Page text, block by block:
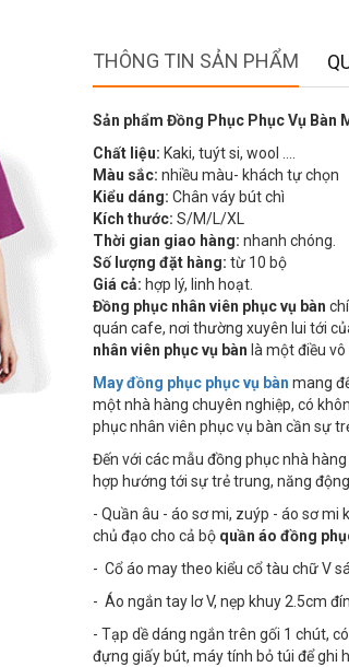
THÔNG TIN SẢN PHẨM
Sản phẩm Đồng Phục Phục Vụ Bàn
Chất liệu: Kaki, tuýt si, wool ….
Màu sắc: nhiều màu- khách tự chọn
Kiểu dáng: Chân váy bút chì
Kích thước: S/M/L/XL
Thời gian giao hàng: nhanh chóng.
Số lượng đặt hàng: từ 10 bộ
Giá cả: hợp lý, linh hoạt.
Đồng phục nhân viên phục vụ bàn
quán cafe, nơi thường xuyên lui tới
nhân viên phục vụ bàn là một điều
May đồng phục phục vụ bàn mang
một nhà hàng chuyên nghiệp, có
phục nhân viên phục vụ bàn cần sự
Đến với các mẫu đồng phục nhà
hợp hướng tới sự trẻ trung, năng
- Quần âu - áo sơ mi, zuýp - áo sơ
chủ đạo cho cả bộ quần áo đồng
- Cổ áo may theo kiểu cổ tàu chữ V
- Áo ngắn tay lơ V, nẹp khuy 2.5cm
- Tạp dề dáng ngắn trên gối 1 chút,
đựng giấy bút, máy tính bỏ túi để ghi